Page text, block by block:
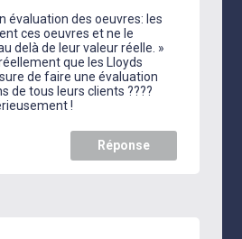
évaluation des oeuvres: les
ces oeuvres et ne le
delà de leur valeur réelle. »
que les Lloyds
de faire une évaluation
de tous leurs clients ????
!
Réponse